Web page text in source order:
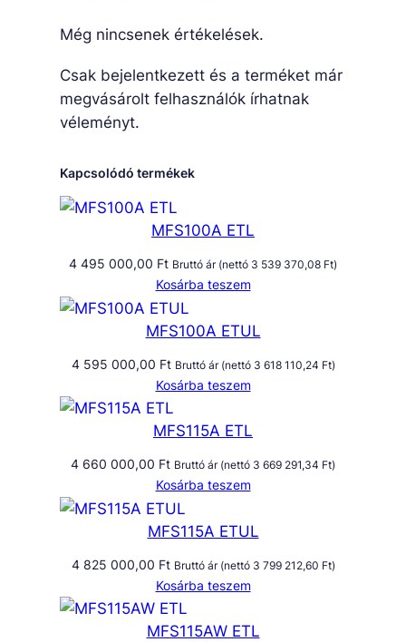
Még nincsenek értékelések.
Csak bejelentkezett és a terméket már
megvásárolt felhasználók írhatnak
véleményt.
Kapcsolódó termékek
MFS100A ETL
4 495 000,00 Ft Bruttó ár (nettó 3 539 370,08 Ft)
Kosárba teszem
MFS100A ETUL
4 595 000,00 Ft Bruttó ár (nettó 3 618 110,24 Ft)
Kosárba teszem
MFS115A ETL
4 660 000,00 Ft Bruttó ár (nettó 3 669 291,34 Ft)
Kosárba teszem
MFS115A ETUL
4 825 000,00 Ft Bruttó ár (nettó 3 799 212,60 Ft)
Kosárba teszem
MFS115AW ETL